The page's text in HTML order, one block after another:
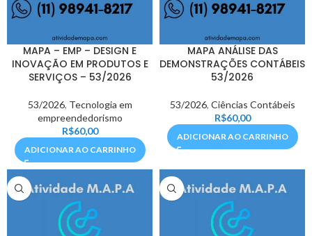
MAPA – EMP – DESIGN E
INOVAÇÃO EM PRODUTOS E
SERVIÇOS – 53/2026
53/2026, Tecnologia em
empreendedorismo
R$60,00
ADICIONAR AO CARRINHO
MAPA ANÁLISE DAS
DEMONSTRAÇÕES CONTÁBEIS
53/2026
53/2026, Ciências Contábeis
R$60,00
ADICIONAR AO CARRINHO